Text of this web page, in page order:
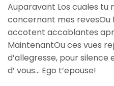
Auparavant Los cuales tu
concernant mes revesOu
accotent accablantes
MaintenantOu ces vues
d’allegresse, pour
d’ vous… Ego t’epouse!